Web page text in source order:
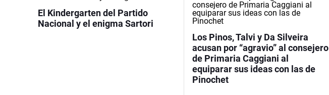
El Kindergarten del Partido
Nacional y el enigma Sartori
Los Pinos, Talvi y Da Silveira
acusan por “agravio” al consejero
de Primaria Caggiani al
equiparar sus ideas con las de
Pinochet